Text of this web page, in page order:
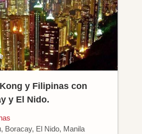
y Filipinas con
y El Nido.
Boracay, El Nido, Manila